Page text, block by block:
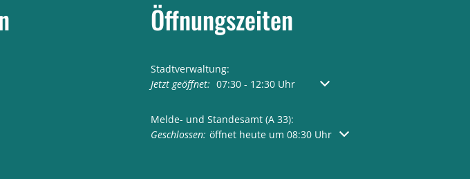
Öffnungszeiten
Stadtverwaltung:
Klicken, um weitere Öffnungs- oder Schließzeiten auszublenden
Jetzt geöffnet: 07:30 - 12:30 Uhr Von 07:30 bis 12:30 Uhr
Melde- und Standesamt (A 33):
Klicken, um weitere Öffnungs- oder Schließzeiten auszublenden
Geschlossen: öffnet heute um 08:30 Uhr